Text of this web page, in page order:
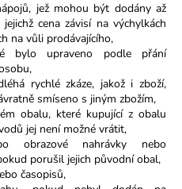
jež mohou být dodány až
cena závisí na výchylkách
na vůli prodávajícího,
bylo upraveno podle přání
rychlé zkáze, jakož i zboží,
smíseno s jiným zbožím,
obalu, které kupující z obalu
jej není možné vrátit,
obrazové nahrávky nebo
porušil jejich původní obal,
časopisů,